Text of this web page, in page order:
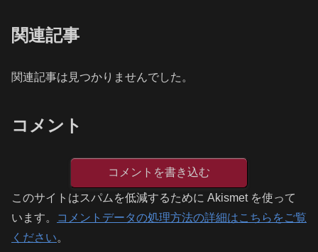
関連記事
関連記事は見つかりませんでした。
コメント
コメントを書き込む
このサイトはスパムを低減するために Akismet を使って
います。
コメントデータの処理方法の詳細はこちらをご覧
ください。